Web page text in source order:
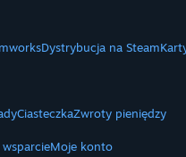
Dystrybucja na Steam
CiasteczkaZwroty pieniędzy
wsparcieMoje konto